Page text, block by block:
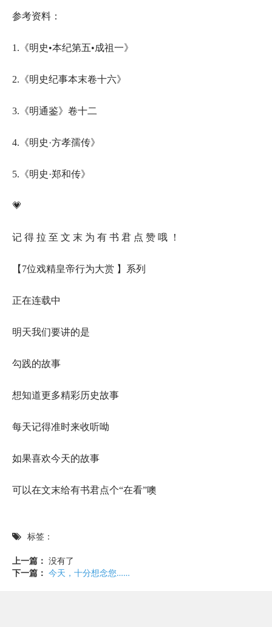
参考资料：
1.《明史•本纪第五•成祖一》
2.《明史纪事本末卷十六》
3.《明通鉴》卷十二
4.《明史·方孝孺传》
5.《明史·郑和传》
💗
记 得 拉 至 文 末 为 有 书 君 点 赞 哦 ！
【7位戏精皇帝行为大赏 】系列
正在连载中
明天我们要讲的是
勾践的故事
想知道更多精彩历史故事
每天记得准时来收听呦
如果喜欢今天的故事
可以在文末给有书君点个“在看”噢
标签：
上一篇： 没有了
下一篇： 今天，十分想念您……